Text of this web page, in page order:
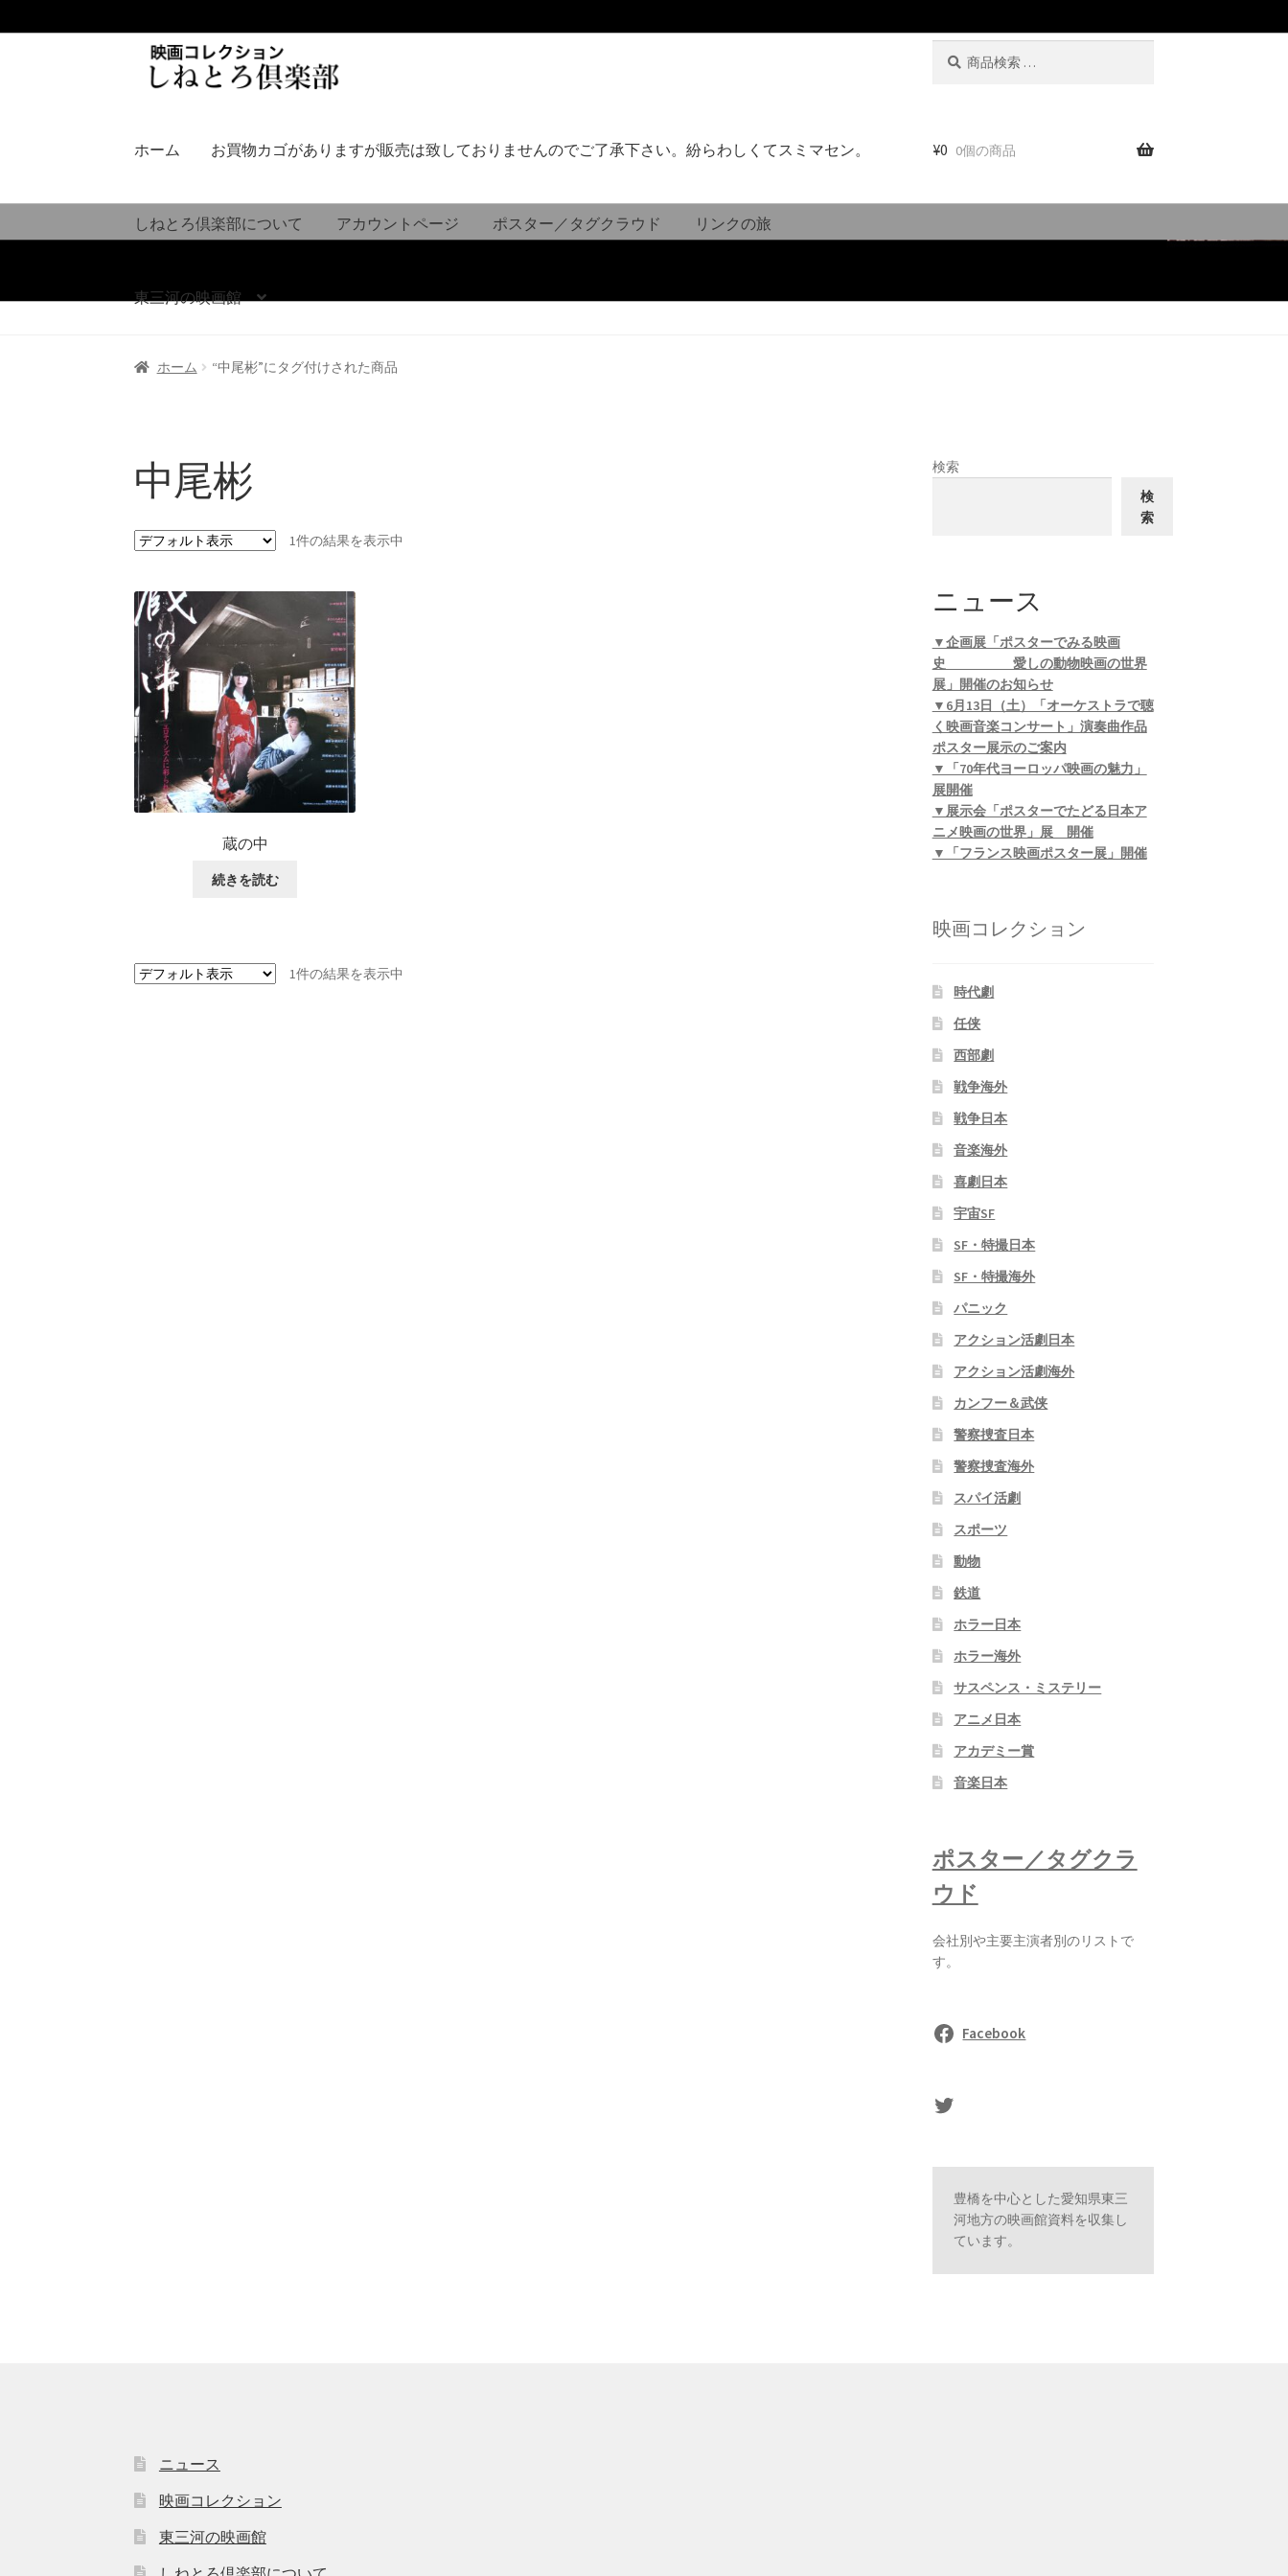
シ
へ
ス
ッ
ツ
キ
ッ
ホーム お買物カゴがありますが販売は致しておりませんのでご了承下さい。紛らわしくてスミマセン。
しねとろ倶楽部について アカウントページ ポスター／タグクラウド リンクの旅
東三河の映画館
¥0 0個の商品
ホーム “中尾彬”にタグ付けされた商品
中尾彬
1件の結果を表示中
蔵の中
続きを読む
1件の結果を表示中
検索
検
索
ニュース
▼企画展「ポスターでみる映画
史 愛しの動物映画の世界
展」開催のお知らせ
▼6月13日（土）「オーケストラで聴
く映画音楽コンサート」演奏曲作品
ポスター展示のご案内
▼「70年代ヨーロッパ映画の魅力」
展開催
▼展示会「ポスターでたどる日本ア
ニメ映画の世界」展 開催
▼「フランス映画ポスター展」開催
映画コレクション
時代劇
任侠
西部劇
戦争海外
戦争日本
音楽海外
喜劇日本
宇宙SF
SF・特撮日本
SF・特撮海外
パニック
アクション活劇日本
アクション活劇海外
カンフー＆武侠
警察捜査日本
警察捜査海外
スパイ活劇
スポーツ
動物
鉄道
ホラー日本
ホラー海外
サスペンス・ミステリー
アニメ日本
アカデミー賞
音楽日本
ポスター／タグクラ
ウド
会社別や主要主演者別のリストで
す。
Facebook
sasaki's Twitter
豊橋を中心とした愛知県東三
河地方の映画館資料を収集し
ています。
ニュース
映画コレクション
東三河の映画館